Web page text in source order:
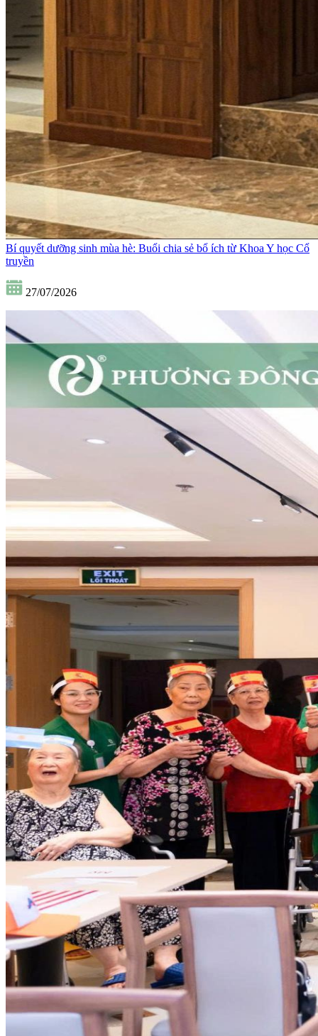
Bí quyết dưỡng sinh mùa hè: Buổi chia sẻ bổ ích từ Khoa Y học Cổ
truyền
27/07/2026